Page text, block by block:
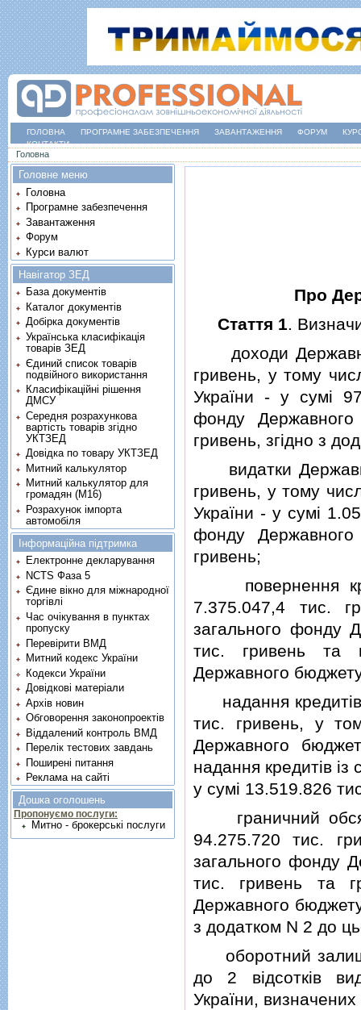
ГОЛОВНА ПРОГРАМНЕ ЗАБЕЗПЕЧЕННЯ ЗАВАНТАЖЕННЯ ФОРУМ
КОНТАКТИ
Ви є тут
Головна
Про
Стаття 1.
доходи
гривень, у тому
України - у сумi
фонду
гривень, згiдно з
видатки
гривень, у тому
України - у сумi
фонду
гривень;
повернення
7.375.047,4 тис.
загального фонду
тис. гривень та
Державного
надання кредитiв
тис. гривень, у
Державного
надання кредитiв iз
у сумi 13.519.826
граничний
94.275.720 тис.
загального фонду
тис. гривень та
Державного
з додатком N 2 до
оборотний
до 2 вiдсоткiв
України,
Головне меню
Головна
Програмне забезпечення
Завантаження
Форум
Курси валют
Навігатор ЗЕД
База документів
Каталог документів
Добірка документів
Українська класифікація
товарів ЗЕД
Єдиний список товарів
подвійного використання
Класифікаційні рішення
ДМСУ
Середня розрахункова
вартість товарів згідно
УКТЗЕД
Довідка по товару УКТЗЕД
Митний калькулятор
Митний калькулятор для
громадян (М16)
Розрахунок імпорта
автомобіля
Інформаційна підтримка
Електронне декларування
NCTS Фаза 5
Єдине вікно для міжнародної
торгівлі
Час очікування в пунктах
пропуску
Перевірити ВМД
Митний кодекс України
Кодекси України
Довідкові матеріали
Архів новин
Обговорення законопроектів
Віддалений контроль ВМД
Перелік тестових завдань
Поширені питання
Реклама на сайті
Дошка оголошень
Пропонуємо послуги:
Митно - брокерські послуги